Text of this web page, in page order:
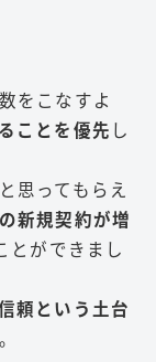
をこなすよ
ことを優先 し
思ってもらえ
新規契約が増
とができまし
頼という土台